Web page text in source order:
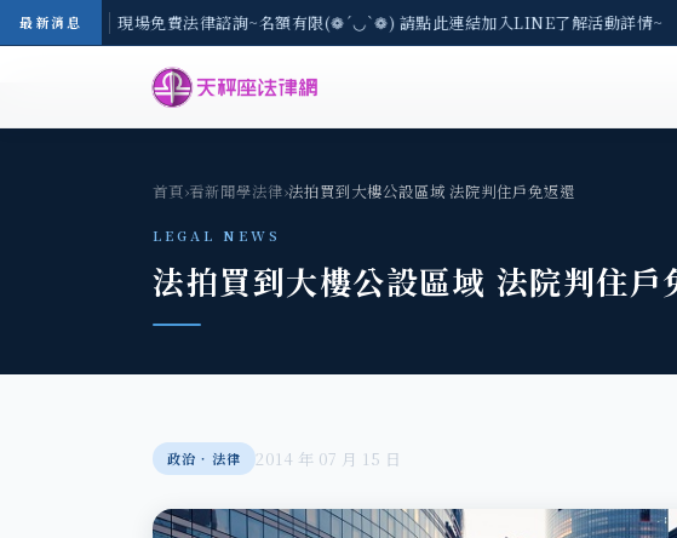
最新消息
區-8/3(一) 現場免費法律諮詢~名額有限(❁´◡`❁) 請點此連結加入LINE了解活動詳情~
首頁›看新聞學法律›法拍買到大樓公設區域 法院判住戶免返還
LEGAL NEWS
法拍買到大樓公設區域 法院判住戶
政治‧法律 2014 年 07 月 15 日